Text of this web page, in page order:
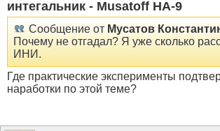
интегальник - Musatoff HA-9
Сообщение от Мусатов
Почему не отгадал? Я уже сколько
ИНИ.
Где практические эксперименты
наработки по этой теме?